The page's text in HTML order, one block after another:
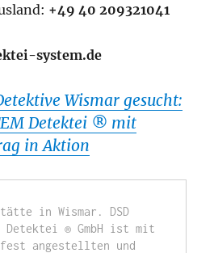
+49 40 209321041
system.de
Wismar gesucht:
Detektei ® mit
in Aktion
in Wismar. DSD
Detektei ® GmbH ist mit
fest angestellten und